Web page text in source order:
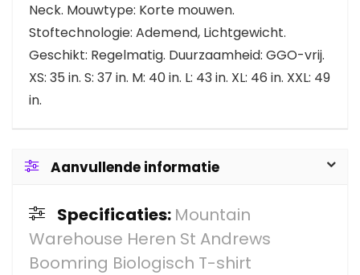
Neck. Mouwtype: Korte mouwen.
Stoftechnologie: Ademend, Lichtgewicht.
Geschikt: Regelmatig. Duurzaamheid: GGO-vrij.
XS: 35 in. S: 37 in. M: 40 in. L: 43 in. XL: 46 in. XXL: 49
in.
Aanvullende informatie
Specificaties: Mountain
Warehouse Heren St Andrews
Boomring Biologisch T-shirt